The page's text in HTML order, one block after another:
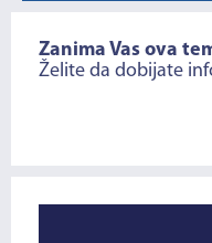
Zanima Vas ova
Želite da dobijate